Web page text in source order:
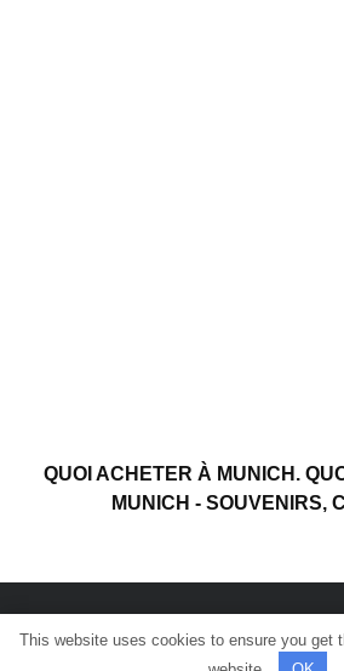
QUOI ACHETER À MUNICH.
MUNICH - SOUVENIRS,
© Tous les droits sont
This website uses cookies to ensure you get